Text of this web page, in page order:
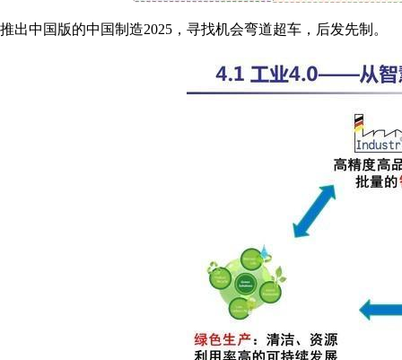
推出中国版的中国制造2025，寻找机会弯道超车，后发先制。